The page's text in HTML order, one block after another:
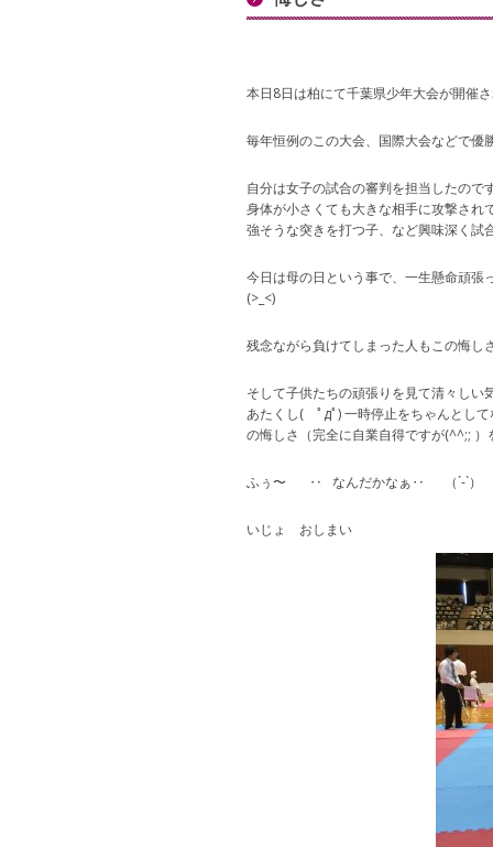
本日8日は柏にて千葉県少年大会が開催さ
毎年恒例のこの大会、国際大会などで優
自分は女子の試合の審判を担当したので
身体が小さくても大きな相手に攻撃され
強そうな突きを打つ子、など興味深く試
今日は母の日という事で、一生懸命頑張
(>_<)
残念ながら負けてしまった人もこの悔し
そして子供たちの頑張りを見て清々し
あたくし( ﾟдﾟ) 一時停止をちゃんとし
の悔しさ（完全に自業自得ですが(^^;; ）
ふぅ〜 ‥ なんだかなぁ‥ （´-`）
いじょ おしまい